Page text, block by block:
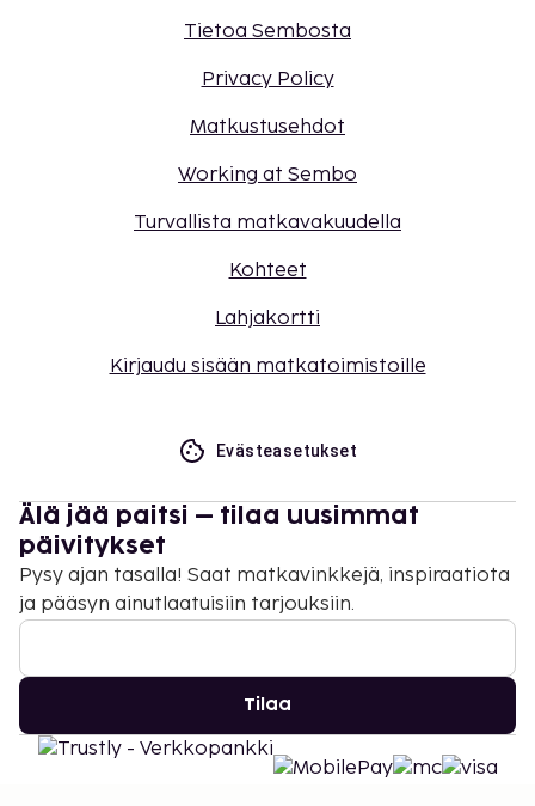
Tietoa Sembosta
Privacy Policy
Matkustusehdot
Working at Sembo
Turvallista matkavakuudella
Kohteet
Lahjakortti
Kirjaudu sisään matkatoimistoille
Evästeasetukset
Älä jää paitsi – tilaa uusimmat
päivitykset
Pysy ajan tasalla! Saat matkavinkkejä, inspiraatiota
ja pääsyn ainutlaatuisiin tarjouksiin.
Tilaa